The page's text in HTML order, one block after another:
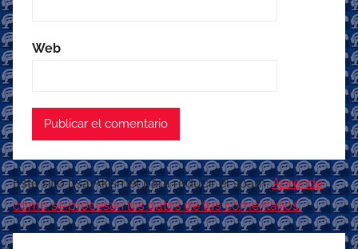
Web
Este sitio usa Akismet para reducir el spam.Aprende
cómo se procesan los datos de tus comentarios.